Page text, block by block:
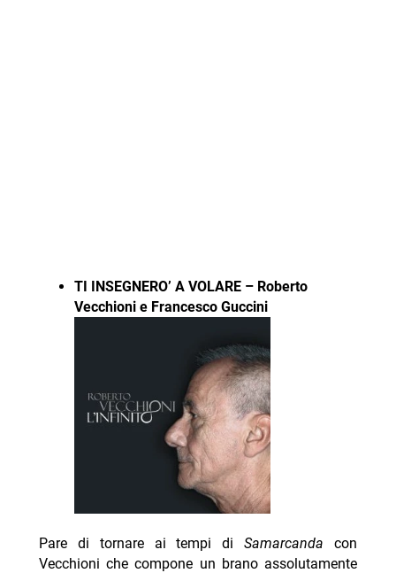
TI INSEGNERO’ A VOLARE – Roberto
Vecchioni e Francesco Guccini
Pare di tornare ai tempi diSamarcandacon
Vecchioni che compone un brano assolutamente